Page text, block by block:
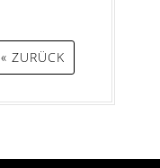
« ZURÜCK